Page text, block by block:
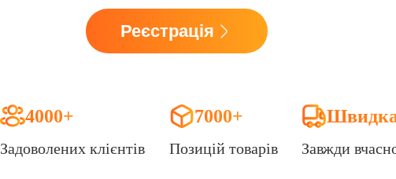
Реєстрація
4000+
Задоволених клієнтів
7000+
Позицій товарів
Швидка
Завжди